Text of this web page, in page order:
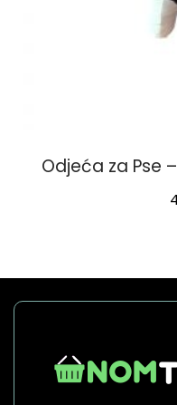
Odjeća za Pse